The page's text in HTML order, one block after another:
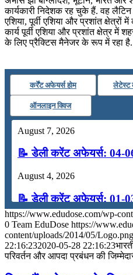
कार्यकारी निदेशक रह चुके हैं. वह लैटिन
एशिया, पूर्वी एशिया और प्रशांत
कार्य पूर्वी एशिया और प्रशांत क्षेत्र में
के लिए प्रैक्टिस मैनेजर के रूप में रहा है.
कर्रेंट अफेयर्स होम लेटेस्ट
ऑनलाइन क्विज
August 7, 2026
📝 डेली करेंट अफेयर्स: 04-
August 4, 2026
📝 डेली करेंट अफेयर्स: 01-
July 31, 2026
📝 डेली करेंट अफेयर्स: 28-
https://www.edudose.com/wp-
0 Team EduDose https://
content/uploads/2014/05/Logo.png
22:16:232020-05-28 22:16:23
परिवर्तन और आपदा प्रबंधन की